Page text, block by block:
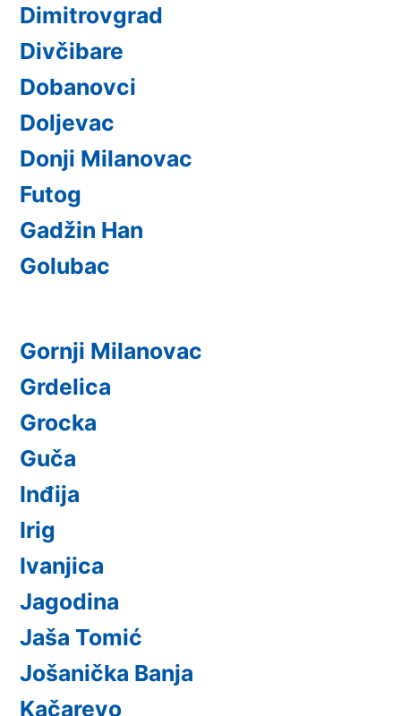
Dimitrovgrad
Divčibare
Dobanovci
Doljevac
Donji Milanovac
Futog
Gadžin Han
Golubac
Gornji Milanovac
Grdelica
Grocka
Guča
Inđija
Irig
Ivanjica
Jagodina
Jaša Tomić
Jošanička Banja
Kačarevo